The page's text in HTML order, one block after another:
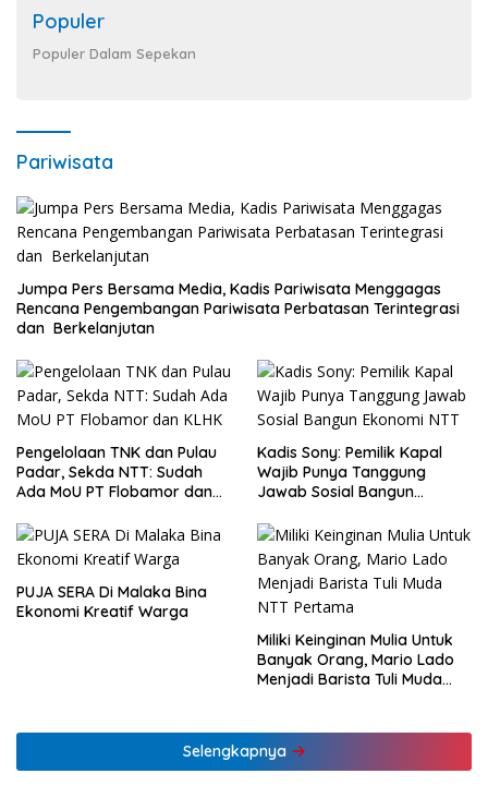
Populer
Populer Dalam Sepekan
Pariwisata
Jumpa Pers Bersama Media, Kadis Pariwisata Menggagas
Rencana Pengembangan Pariwisata Perbatasan Terintegrasi
dan Berkelanjutan
Pengelolaan TNK dan Pulau
Padar, Sekda NTT: Sudah
Ada MoU PT Flobamor dan
Kadis Sony: Pemilik Kapal
Wajib Punya Tanggung
Jawab Sosial Bangun
PUJA SERA Di Malaka Bina
Ekonomi Kreatif Warga
Miliki Keinginan Mulia Untuk
Banyak Orang, Mario Lado
Menjadi Barista Tuli Muda
Selengkapnya